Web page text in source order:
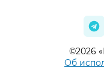
©2026
Об